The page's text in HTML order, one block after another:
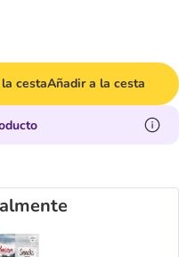
cestaAñadir a la cesta